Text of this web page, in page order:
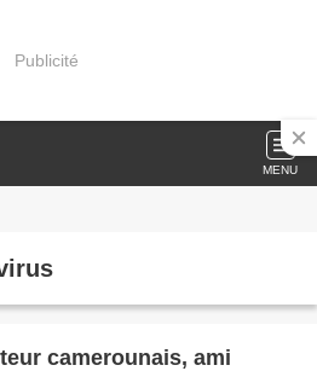
Publicité
MENU
camerounais, ami